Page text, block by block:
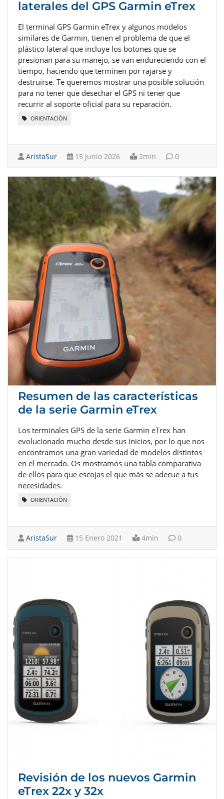
laterales del GPS Garmin eTrex
El terminal GPS Garmin eTrex y algunos modelos
similares de Garmin, tienen el problema de que el
plástico lateral que incluye los botones que se
presionan para su manejo, se van endureciendo con el
tiempo, haciendo que terminen por rajarse y
destruirse. Te queremos mostrar una posible solución
para no tener que desechar el GPS ni tener que
recurrir al soporte oficial para su reparación.
ORIENTACIÓN
AristaSur 15 Junio 2026 2min 0
Resumen de las características
de la serie Garmin eTrex
Los terminales GPS de la serie Garmin eTrex han
evolucionado mucho desde sus inicios, por lo que nos
encontramos una gran variedad de modelos distintos
en el mercado. Os mostramos una tabla comparativa
de ellos para que escojas el que más se adecue a tus
necesidades.
ORIENTACIÓN
AristaSur 15 Enero 2021 4min 0
Revisión de los nuevos Garmin
eTrex 22x y 32x